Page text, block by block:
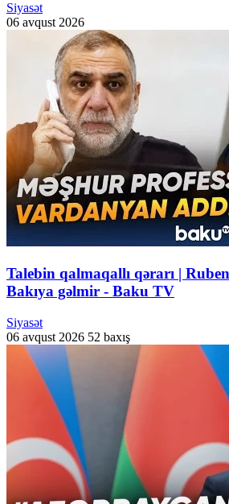
Siyasət
06 avqust 2026
Talebin qalmaqallı qərarı |
Bakıya gəlmir - Baku TV
Siyasət
06 avqust 2026 52 baxış